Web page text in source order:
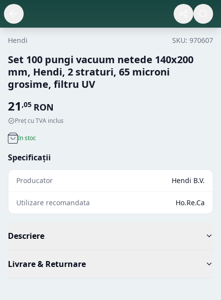
Hendi SKU: 970607
Set 100 pungi vacuum netede 140x200
mm, Hendi, 2 straturi, 65 microni
grosime, filtru UV
21 ,05 RON
Preț cu TVA inclus
In stoc
Specificații
Producator Hendi B.V.
Utilizare recomandata Ho.Re.Ca
Descriere
Livrare & Returnare